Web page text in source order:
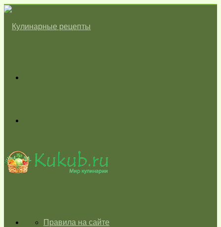
skin
ГЛАВНАЯПравила на сайте